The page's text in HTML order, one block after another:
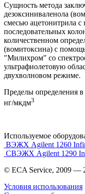
Сущность метода
дезоксиниваленола
смесью ацетонитрила с
последовательных
количественном
(вомитоксина) с
"Милихром" со
ультрафиолетовую
двухволновом режиме.
Пределы определения в
нг/мкдм3
Используемое
ВЭЖХ Agilent 1260
СВЭЖХ Agilent 1290
© ECA Service, 2009 —
Условия использования